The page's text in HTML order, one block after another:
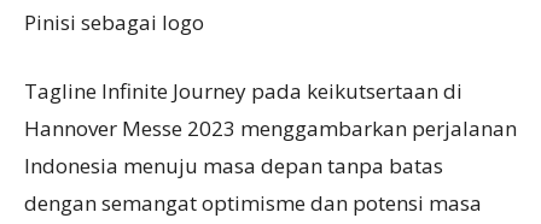
Pinisi sebagai logo
Tagline Infinite Journey pada keikutsertaan di
Hannover Messe 2023 menggambarkan perjalanan
Indonesia menuju masa depan tanpa batas
dengan semangat optimisme dan potensi masa